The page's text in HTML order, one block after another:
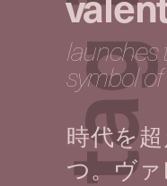
launches
symbol